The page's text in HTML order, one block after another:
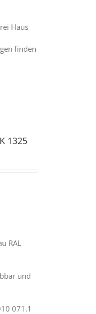
Haus
finden
1325
RAL
und
071.1